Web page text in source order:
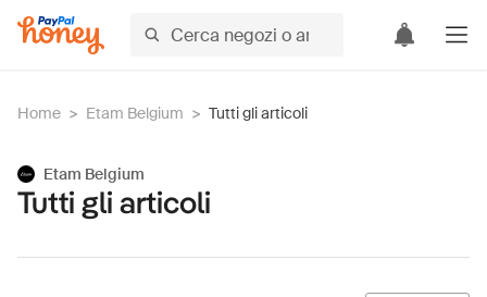
Home > Etam Belgium > Tutti gli articoli
Etam Belgium
Tutti gli articoli